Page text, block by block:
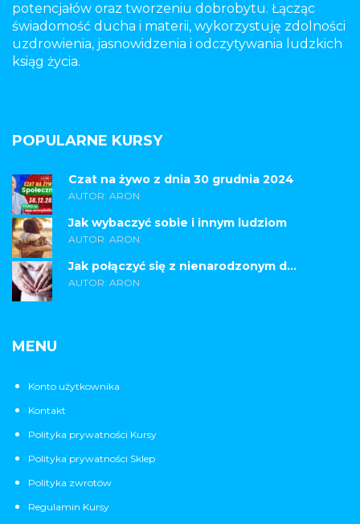
potencjałów oraz tworzeniu dobrobytu. Łącząc
świadomość ducha i materii, wykorzystuję zdolności
uzdrowienia, jasnowidzenia i odczytywania ludzkich
ksiąg życia.
POPULARNE KURSY
Czat na żywo z dnia 30 grudnia 2024
AUTOR: ARON
Jak wybaczyć sobie i innym ludziom
AUTOR: ARON
Jak połączyć się z nienarodzonym d...
AUTOR: ARON
MENU
Konto użytkownika
Kontakt
Polityka prywatności Kursy
Polityka prywatności Sklep
Polityka zwrotów
Regulamin Kursy